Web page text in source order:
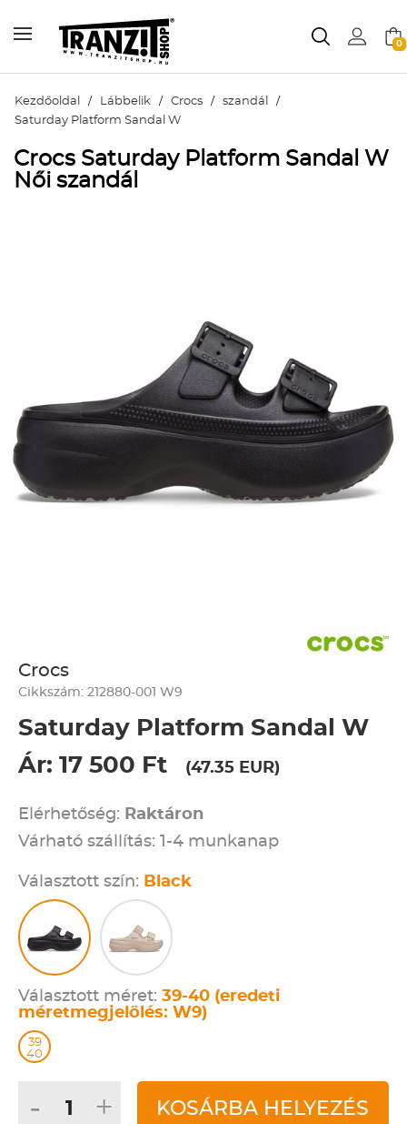
0
Kezdőoldal / Lábbelik / Crocs / szandál /
Saturday Platform Sandal W
Crocs Saturday Platform Sandal W
Női szandál
Crocs
Cikkszám: 212880-001 W9
Saturday Platform Sandal W
Ár: 17 500 Ft
(47.35 EUR)
Elérhetőség: Raktáron
Várható szállítás: 1-4 munkanap
Választott szín: Black
Választott méret: 39-40 (eredeti
méretmegjelölés: W9)
39
40
- + KOSÁRBA HELYEZÉS